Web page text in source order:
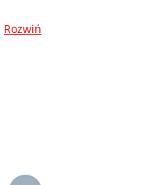
Rozwiń